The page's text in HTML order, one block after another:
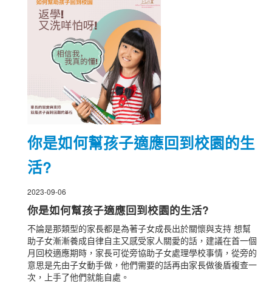
你是如何幫孩子適應回到校園的生
活?
2023-09-06
你是如何幫孩子適應回到校園的生活?
不論是那類型的家長都是為著子女成長出於關懷與支持 想幫
助子女漸漸養成自律自主又感受家人關愛的話，建議在首一個
月回校適應期時，家長可從旁協助子女處理學校事情，從旁的
意思是先由子女動手做，他們需要的話再由家長做後盾複查一
次，上手了他們就能自處。